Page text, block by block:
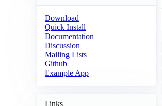
Download
Quick Install
Documentation
Discussion
Mailing Lists
Github
Example App
Links